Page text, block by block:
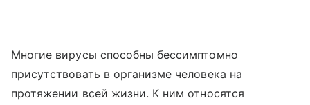
Многие вирусы способны бессимптомно
присутствовать в организме человека на
протяжении всей жизни. К ним относятся